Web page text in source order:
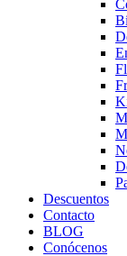
Descuentos
Contacto
BLOG
Conócenos